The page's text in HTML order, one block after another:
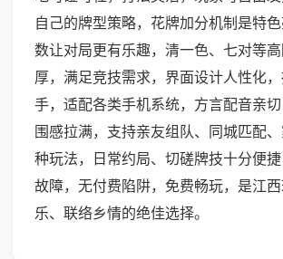
自己的牌型策略，花牌加分机制是特
数让对局更有乐趣，清一色、七对等
厚，满足竞技需求，界面设计人性化
手，适配各类手机系统，方言配音亲
围感拉满，支持亲友组队、同城匹配
种玩法，日常约局、切磋牌技十分便
故障，无付费陷阱，免费畅玩，是江
乐、联络乡情的绝佳选择。